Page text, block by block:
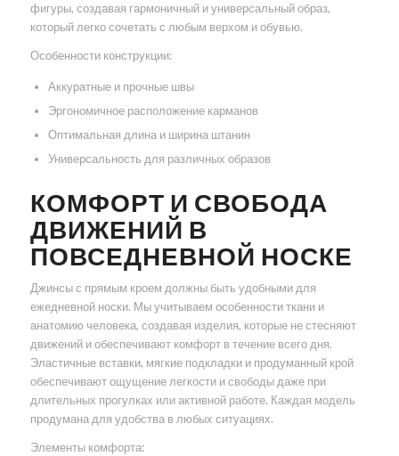
фигуры, создавая гармоничный и универсальный образ,
который легко сочетать с любым верхом и обувью.
Особенности конструкции:
Аккуратные и прочные швы
Эргономичное расположение карманов
Оптимальная длина и ширина штанин
Универсальность для различных образов
КОМФОРТ И СВОБОДА
ДВИЖЕНИЙ В
ПОВСЕДНЕВНОЙ НОСКЕ
Джинсы с прямым кроем должны быть удобными для
ежедневной носки. Мы учитываем особенности ткани и
анатомию человека, создавая изделия, которые не стесняют
движений и обеспечивают комфорт в течение всего дня.
Эластичные вставки, мягкие подкладки и продуманный крой
обеспечивают ощущение легкости и свободы даже при
длительных прогулках или активной работе. Каждая модель
продумана для удобства в любых ситуациях.
Элементы комфорта: